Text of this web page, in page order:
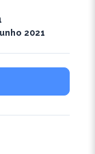
2021